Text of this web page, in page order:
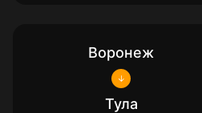
Воронеж
Тула